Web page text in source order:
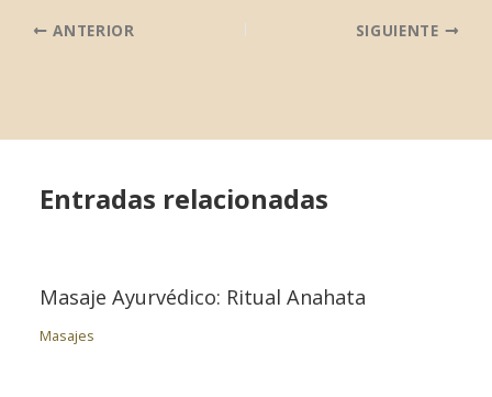
ANTERIOR SIGUIENTE
Entradas relacionadas
Masaje Ayurvédico: Ritual Anahata
Masajes